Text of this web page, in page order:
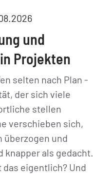
und
Projekten
selten nach Plan -
der sich viele
stellen
verschieben sich,
überzogen und
knapper als gedacht.
eigentlich? Und